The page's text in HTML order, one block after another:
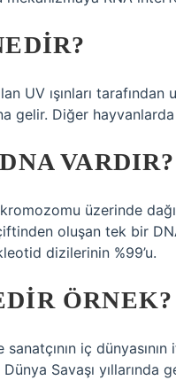
UV ışınları tarafından
gelir. Diğer
VARDIR?
üzerinde
oluşan tek bir
dizilerinin %99’u.
ÖRNEK?
iç
Savaşı yıllarında